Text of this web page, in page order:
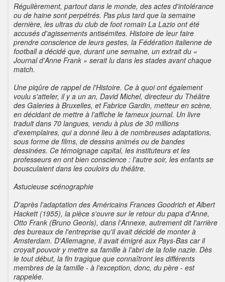
Régulièrement, partout dans le monde, des actes d'intolérance
ou de haine sont perpétrés. Pas plus tard que la semaine
dernière, les ultras du club de foot romain La Lazio ont été
accusés d'agissements antisémites. Histoire de leur faire
prendre conscience de leurs gestes, la Fédération italienne de
football a décidé que, durant une semaine, un extrait du «
Journal d'Anne Frank » serait lu dans les stades avant chaque
match.
Une piqûre de rappel de l'Histoire. Ce à quoi ont également
voulu s'atteler, il y a un an, David Michel, directeur du Théâtre
des Galeries à Bruxelles, et Fabrice Gardin, metteur en scène,
en décidant de mettre à l'affiche le fameux journal. Un livre
traduit dans 70 langues, vendu à plus de 30 millions
d'exemplaires, qui a donné lieu à de nombreuses adaptations,
sous forme de films, de dessins animés ou de bandes
dessinées. Ce témoignage capital, les instituteurs et les
professeurs en ont bien conscience : l'autre soir, les enfants se
bousculaient dans les couloirs du théâtre.
Astucieuse scénographie
D'après l'adaptation des Américains Frances Goodrich et Albert
Hackett (1955), la pièce s'ouvre sur le retour du papa d'Anne,
Otto Frank (Bruno Georis), dans l'Annexe, autrement dit l'arrière
des bureaux de l'entreprise qu'il avait décidé de monter à
Amsterdam. D'Allemagne, il avait émigré aux Pays-Bas car il
croyait pouvoir y mettre sa famille à l'abri de la folie nazie. Dès
le tout début, la fin tragique que connaîtront les différents
membres de la famille - à l'exception, donc, du père - est
rappelée.